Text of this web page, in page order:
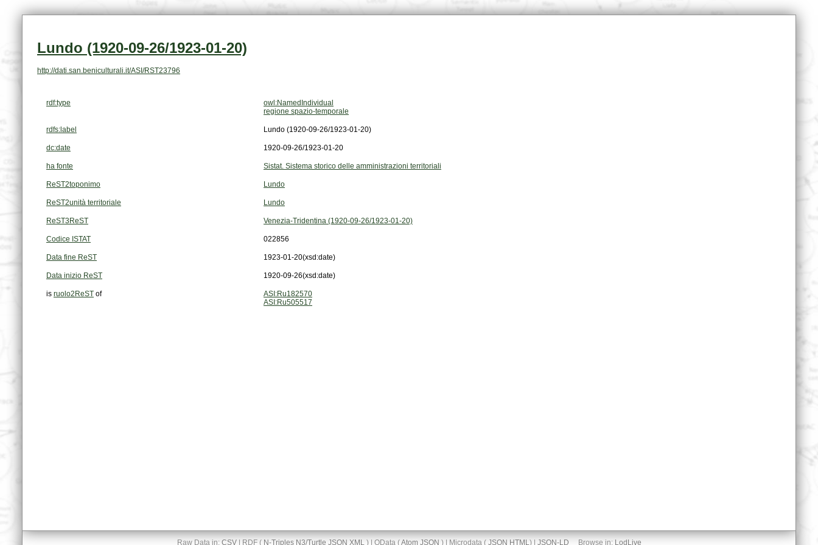
Lundo (1920-09-26/1923-01-20)
http://dati.san.beniculturali.it/ASI/RST23796
rdf:type
owl:NamedIndividual
regione spazio-temporale
rdfs:label Lundo (1920-09-26/1923-01-20)
dc:date 1920-09-26/1923-01-20
ha fonte Sistat. Sistema storico delle amministrazioni territoriali
ReST2toponimo Lundo
ReST2unità territoriale Lundo
ReST3ReST Venezia-Tridentina (1920-09-26/1923-01-20)
Codice ISTAT 022856
Data fine ReST 1923-01-20(xsd:date)
Data inizio ReST 1920-09-26(xsd:date)
is ruolo2ReST of
ASI:Ru182570
ASI:Ru505517
Raw Data in: CSV| RDF ( N-Triples N3/Turtle JSON XML) | OData (Atom JSON ) | Microdata ( JSON HTML) | JSON-LD Browse in: LodLive